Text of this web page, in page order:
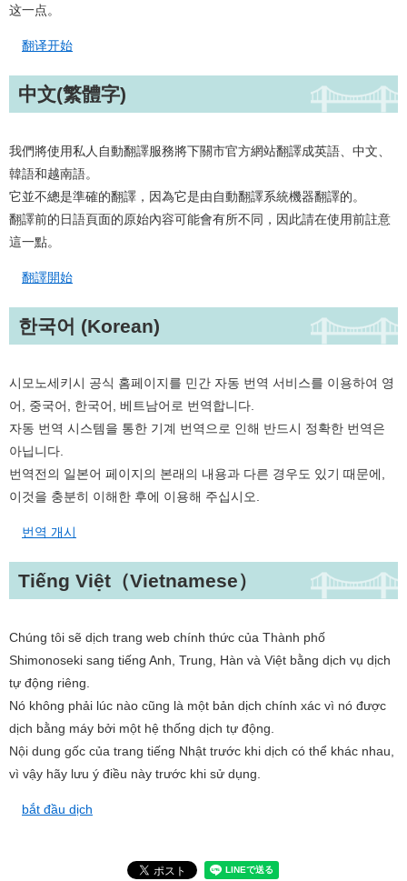
这一点。​
翻译开始
中文(繁體字)
我們將使用私人自動翻譯服務將下關市官方網站翻譯成英語、中文、
韓語和越南語。
它並不總是準確的翻譯，因為它是由自動翻譯系統機器翻譯的。
翻譯前的日語頁面的原始內容可能會有所不同，因此請在使用前註意
這一點。​
翻譯開始
한국어 (Korean)
시모노세키시 공식 홈페이지를 민간 자동 번역 서비스를 이용하여 영
어, 중국어, 한국어, 베트남어로 번역합니다.
자동 번역 시스템을 통한 기계 번역으로 인해 반드시 정확한 번역은
아닙니다.
번역전의 일본어 페이지의 본래의 내용과 다른 경우도 있기 때문에,
이것을 충분히 이해한 후에 이용해 주십시오.​
번역 개시
Tiếng Việt（Vietnamese）
Chúng tôi sẽ dịch trang web chính thức của Thành phố
Shimonoseki sang tiếng Anh, Trung, Hàn và Việt bằng dịch vụ dịch
tự động riêng.
Nó không phải lúc nào cũng là một bản dịch chính xác vì nó được
dịch bằng máy bởi một hệ thống dịch tự động.
Nội dung gốc của trang tiếng Nhật trước khi dịch có thể khác nhau,
vì vậy hãy lưu ý điều này trước khi sử dụng.​
bắt đầu dịch